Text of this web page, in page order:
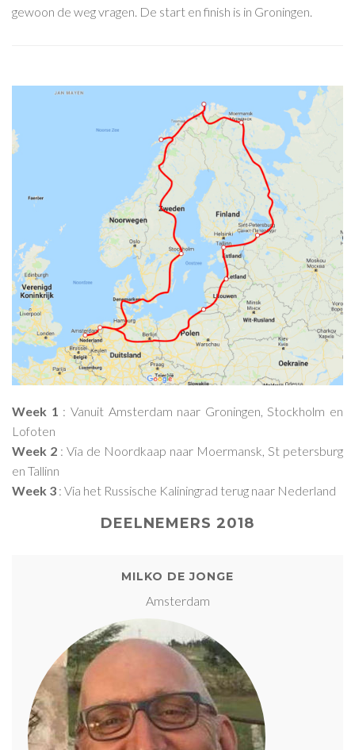
gewoon de weg vragen. De start en finish is in Groningen.
Week 1 : Vanuit Amsterdam naar Groningen, Stockholm en
Lofoten
Week 2 : Via de Noordkaap naar Moermansk, St petersburg
en Tallinn
Week 3 : Via het Russische Kaliningrad terug naar Nederland
DEELNEMERS 2018
MILKO DE JONGE
Amsterdam